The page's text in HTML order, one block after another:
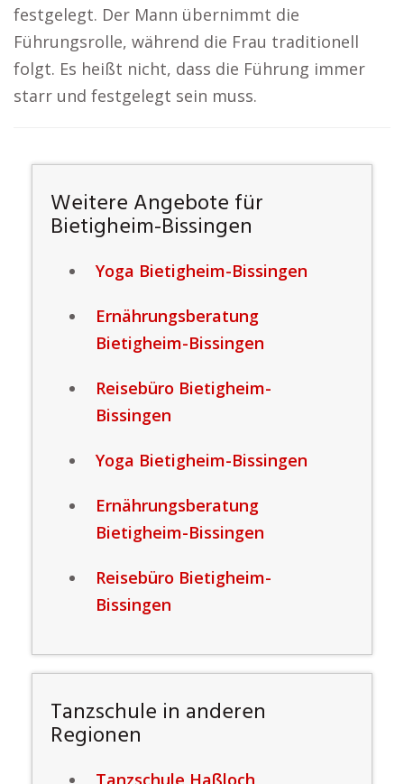
festgelegt. Der Mann übernimmt die
Führungsrolle, während die Frau traditionell
folgt. Es heißt nicht, dass die Führung immer
starr und festgelegt sein muss.
Weitere Angebote für
Bietigheim-Bissingen
Yoga Bietigheim-Bissingen
Ernährungsberatung
Bietigheim-Bissingen
Reisebüro Bietigheim-
Bissingen
Yoga Bietigheim-Bissingen
Ernährungsberatung
Bietigheim-Bissingen
Reisebüro Bietigheim-
Bissingen
Tanzschule in anderen
Regionen
Tanzschule Haßloch